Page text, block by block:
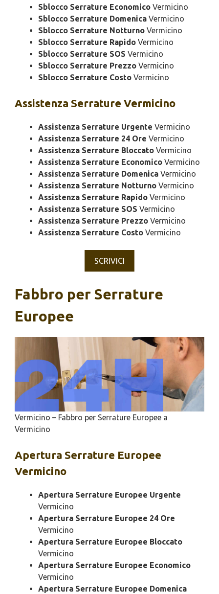
Sblocco Serrature Economico Vermicino
Sblocco Serrature Domenica Vermicino
Sblocco Serrature Notturno Vermicino
Sblocco Serrature Rapido Vermicino
Sblocco Serrature SOS Vermicino
Sblocco Serrature Prezzo Vermicino
Sblocco Serrature Costo Vermicino
Assistenza Serrature Vermicino
Assistenza Serrature Urgente Vermicino
Assistenza Serrature 24 Ore Vermicino
Assistenza Serrature Bloccato Vermicino
Assistenza Serrature Economico Vermicino
Assistenza Serrature Domenica Vermicino
Assistenza Serrature Notturno Vermicino
Assistenza Serrature Rapido Vermicino
Assistenza Serrature SOS Vermicino
Assistenza Serrature Prezzo Vermicino
Assistenza Serrature Costo Vermicino
SCRIVICI
Fabbro per Serrature
Europee
Vermicino – Fabbro per Serrature Europee a
Vermicino
Apertura Serrature Europee
Vermicino
Apertura Serrature Europee Urgente
Vermicino
Apertura Serrature Europee 24 Ore
Vermicino
Apertura Serrature Europee Bloccato
Vermicino
Apertura Serrature Europee Economico
Vermicino
Apertura Serrature Europee Domenica